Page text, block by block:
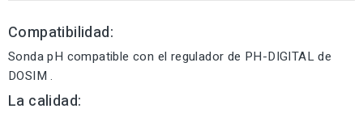
Compatibilidad:
Sonda pH compatible con el regulador de PH-DIGITAL de
DOSIM .
La calidad: